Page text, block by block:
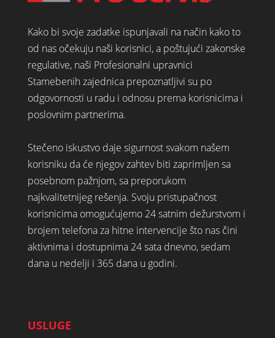
Kako bi svoje zadatke ispunjavali na način kako to
od nas očekuju naši korisnici, a poštujući zakonske
regulative, naši Profesionalni upravnici
Stamebenih zajednica prepoznatljivi su po
odgovornosti u radu i odnosu prema korisnicima i
poslovnim partnerima.
Stečeno iskustvo daje sigurnost svakom našem
korisniku da će njegov zahtev biti zaprimljen sa
posebnom pažnjom, sa preporukom
najkvalitetnijeg rešenja. Svoju pristupačnost
korisnicima omogućujemo 24 satnim dežurstvom i
brojem telefona za hitne intervencije što nas čini
aktivnima i dostupnima 24 sata dnevno, sedam
dana u nedelji i 365 dana u godini.
USLUGE